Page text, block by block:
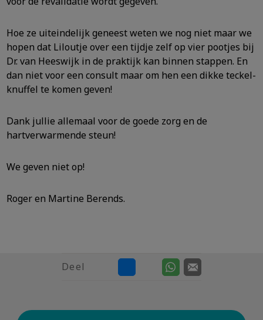
Hoe ze uiteindelijk geneest weten we nog niet maar we
hopen dat Liloutje over een tijdje zelf op vier pootjes bij
Dr. van Heeswijk in de praktijk kan binnen stappen. En
dan niet voor een consult maar om hen een dikke teckel-
knuffel te komen geven!
Dank jullie allemaal voor de goede zorg en de
hartverwarmende steun!
We geven niet op!
Roger en Martine Berends.
Deel